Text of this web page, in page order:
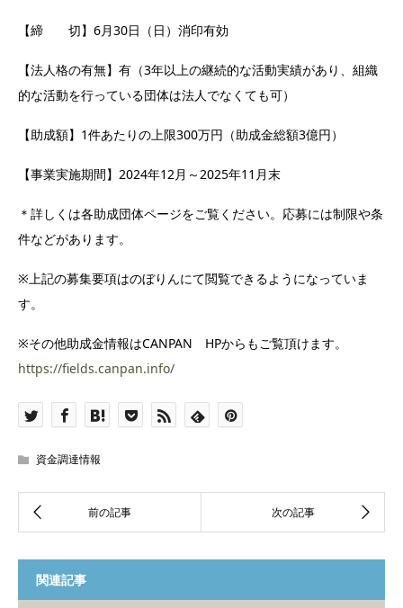
【締 切】6月30日（日）消印有効
【法人格の有無】有（3年以上の継続的な活動実績があり、組織
的な活動を行っている団体は法人でなくても可）
【助成額】1件あたりの上限300万円（助成金総額3億円）
【事業実施期間】2024年12月～2025年11月末
＊詳しくは各助成団体ページをご覧ください。応募には制限や条
件などがあります。
※上記の募集要項はのぼりんにて閲覧できるようになっていま
す。
※その他助成金情報はCANPAN HPからもご覧頂けます。
https://fields.canpan.info/
資金調達情報
関連記事